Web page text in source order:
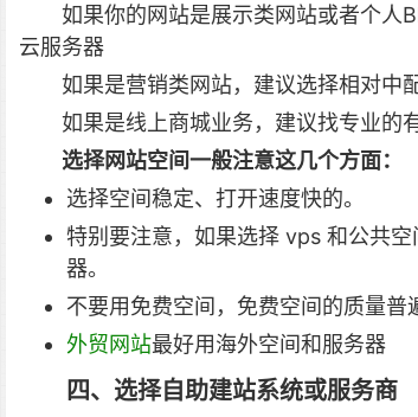
如果你的网站是展示类网站或者个人
云服务器
如果是营销类网站，建议选择相对中
如果是线上商城业务，建议找专业的
选择网站空间一般注意这几个方面：
选择空间稳定、打开速度快的。
特别要注意，如果选择 vps 和公共
器。
不要用免费空间，免费空间的质量普
外贸网站最好用海外空间和服务器
四、选择自助建站系统或服务商